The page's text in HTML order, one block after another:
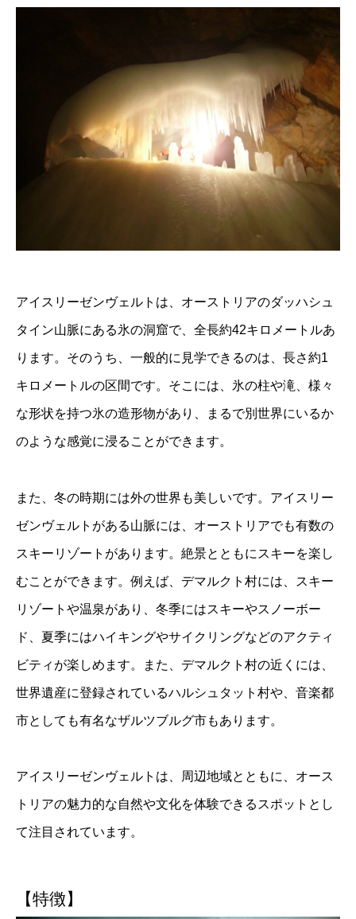
アイスリーゼンヴェルトは、オーストリアのダッハシュ
タイン山脈にある氷の洞窟で、全長約42キロメートルあ
ります。そのうち、一般的に見学できるのは、長さ約1
キロメートルの区間です。そこには、氷の柱や滝、様々
な形状を持つ氷の造形物があり、まるで別世界にいるか
のような感覚に浸ることができます。
また、冬の時期には外の世界も美しいです。アイスリー
ゼンヴェルトがある山脈には、オーストリアでも有数の
スキーリゾートがあります。絶景とともにスキーを楽し
むことができます。例えば、デマルクト村には、スキー
リゾートや温泉があり、冬季にはスキーやスノーボー
ド、夏季にはハイキングやサイクリングなどのアクティ
ビティが楽しめます。また、デマルクト村の近くには、
世界遺産に登録されているハルシュタット村や、音楽都
市としても有名なザルツブルグ市もあります。
アイスリーゼンヴェルトは、周辺地域とともに、オース
トリアの魅力的な自然や文化を体験できるスポットとし
て注目されています。
【特徴】